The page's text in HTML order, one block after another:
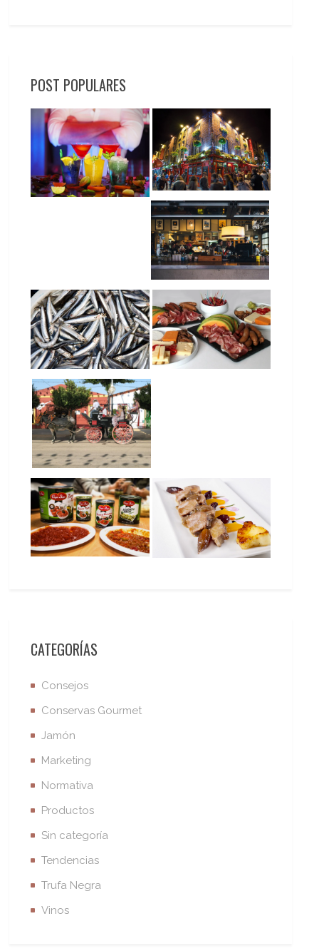
POST POPULARES
CATEGORÍAS
Consejos
Conservas Gourmet
Jamón
Marketing
Normativa
Productos
Sin categoría
Tendencias
Trufa Negra
Vinos